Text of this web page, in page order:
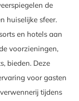
de
huiselijke sfeer.
en hotels aan
voorzieningen,
bieden. Deze
voor gasten
tijdens